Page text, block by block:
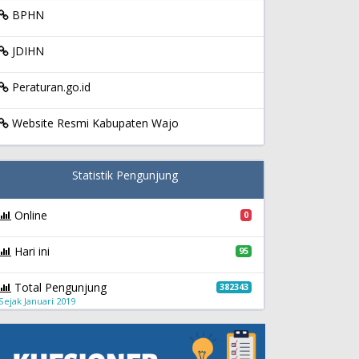
BPHN
JDIHN
Peraturan.go.id
Website Resmi Kabupaten Wajo
Statistik Pengunjung
Online 0
Hari ini 95
Total Pengunjung 382343
Januari 2019